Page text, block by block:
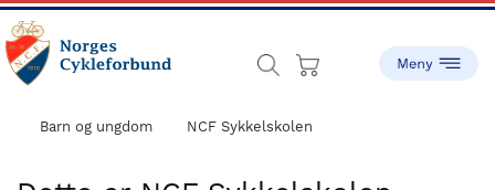
Skip
to
main
content
Skip
to
footer
Cykleforbund
stiftet
Barn og ungdom NCF Sykkelskolen